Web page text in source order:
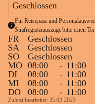
Geschlossen
Für Reisepass und
Strafregisterauszüge bitte einen
FR
Geschlossen
SA
Geschlossen
SO
Geschlossen
MO 08:00 - 11:00
DI
08:00 - 11:00
MI
08:00 - 11:00
DO
08:00 - 11:00
Zuletzt bearbeitet: 25.02.2025